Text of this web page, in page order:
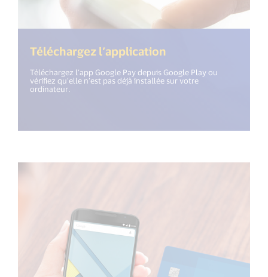
Téléchargez l’application
Téléchargez l’app Google Pay depuis Google Play ou
vérifiez qu’elle n’est pas déjà installée sur votre
ordinateur.